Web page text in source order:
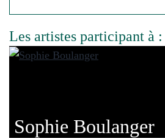
Les artistes participant à
Sophie Boulanger